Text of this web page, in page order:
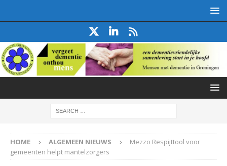
HOME ALGEMEEN NIEUWS
Mezzo Respijttool voor
gemeenten helpt mantelzorgers